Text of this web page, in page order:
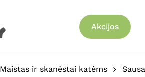
Akcijos
Maistas ir skanėstai katėms